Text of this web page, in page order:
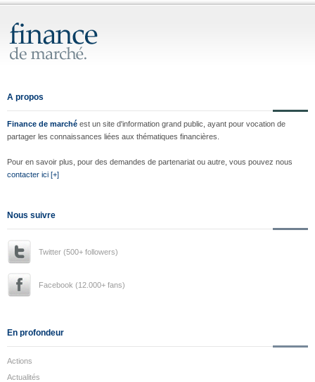
A propos
Finance de marché est un site d'information grand public, ayant pour vocation de
partager les connaissances liées aux thématiques financières.
Pour en savoir plus, pour des demandes de partenariat ou autre, vous pouvez nous
contacter ici [+]
Nous suivre
Twitter (500+ followers)
Facebook (12.000+ fans)
En profondeur
Actions
Actualités